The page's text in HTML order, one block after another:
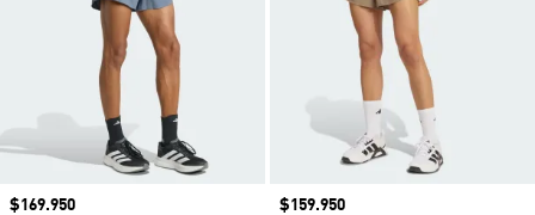
Precio
$169.950
Precio
$159.950